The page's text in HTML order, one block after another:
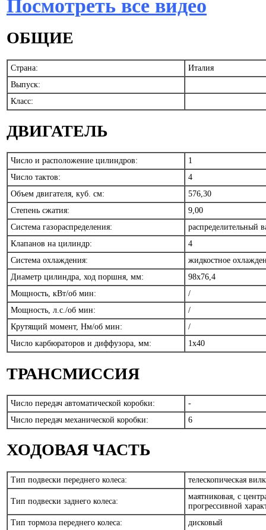
Посмотреть все видео
ОБЩИЕ
Страна:
Италия
Выпуск:
Класс:
ДВИГАТЕЛЬ
Число и расположение цилиндров:
1
Число тактов:
4
Объем двигателя, куб. см:
576,30
Степень сжатия:
9,00
Система газораспределения:
распределительный
Клапанов на цилиндр:
4
Система охлаждения:
жидкостное
Диаметр цилиндра, ход поршня, мм:
98x76,4
Мощность, кВт/об мин:
/
Мощность, л.с./об мин:
/
Крутящий момент, Нм/об мин:
/
Число карбюраторов и диффузора, мм:
1x40
ТРАНСМИССИЯ
Число передач автоматической коробки:
-
Число передач механической коробки:
6
ХОДОВАЯ ЧАСТЬ
Тип подвески переднего колеса: телескопическая
Тип подвески заднего колеса:
маятниковая, с
прогрессивной
Тип тормоза переднего колеса:
дисковый